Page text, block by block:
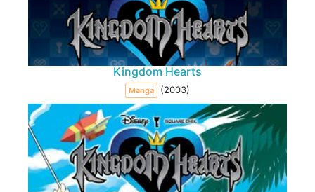
Kingdom Hearts
Manga (2003)